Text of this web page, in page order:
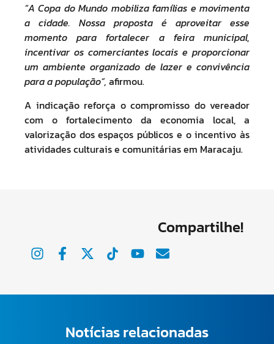
“A Copa do Mundo mobiliza famílias e movimenta
a cidade. Nossa proposta é aproveitar esse
momento para fortalecer a feira municipal,
incentivar os comerciantes locais e proporcionar
um ambiente organizado de lazer e convivência
para a população”, afirmou.
A indicação reforça o compromisso do vereador
com o fortalecimento da economia local, a
valorização dos espaços públicos e o incentivo às
atividades culturais e comunitárias em Maracaju.
Compartilhe!
Notícias relacionadas